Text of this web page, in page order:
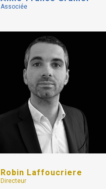
Associée
Robin Laffoucriere
Directeur